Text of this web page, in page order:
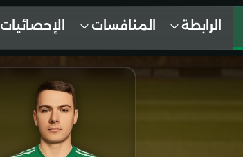
الرابطة المنافسات الإحصائيات